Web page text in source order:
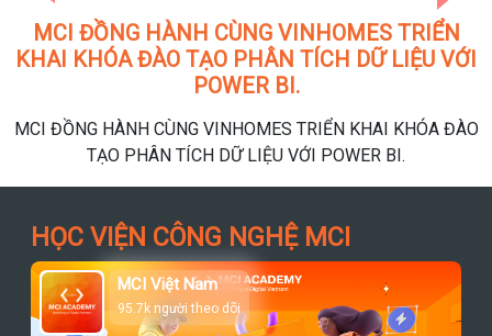
TRIỂN
DỮ LIỆU VỚI
KHAI KHÓA ĐÀO
🖱 Dashboard Design – Filter, Drill-
Through Chuẩn Chuyên
cần tương tác để tìm câu trả lời nhanh cho
liệu này tăng/giảm?”. 💡 Kỹ thuật Filter –
Previous Next
HỌC VIỆN CÔNG NGHỆ MCI